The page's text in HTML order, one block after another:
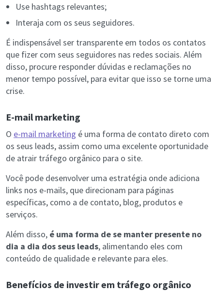
Use hashtags relevantes;
Interaja com os seus seguidores.
É indispensável ser transparente em todos os contatos
que fizer com seus seguidores nas redes sociais. Além
disso, procure responder dúvidas e reclamações no
menor tempo possível, para evitar que isso se torne uma
crise.
E-mail marketing
O e-mail marketing é uma forma de contato direto com
os seus leads, assim como uma excelente oportunidade
de atrair tráfego orgânico para o site.
Você pode desenvolver uma estratégia onde adiciona
links nos e-mails, que direcionam para páginas
específicas, como a de contato, blog, produtos e
serviços.
Além disso, é uma forma de se manter presente no
dia a dia dos seus leads, alimentando eles com
conteúdo de qualidade e relevante para eles.
Benefícios de investir em tráfego orgânico